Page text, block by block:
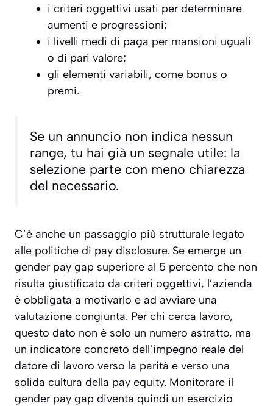
i criteri oggettivi usati per determinare
aumenti e progressioni;
i livelli medi di paga per mansioni uguali
o di pari valore;
gli elementi variabili, come bonus o
premi.
Se un annuncio non indica nessun
range, tu hai già un segnale utile: la
selezione parte con meno chiarezza
del necessario.
C’è anche un passaggio più strutturale legato
alle politiche di pay disclosure. Se emerge un
gender pay gap superiore al 5 percento che non
risulta giustificato da criteri oggettivi, l’azienda
è obbligata a motivarlo e ad avviare una
valutazione congiunta. Per chi cerca lavoro,
questo dato non è solo un numero astratto, ma
un indicatore concreto dell’impegno reale del
datore di lavoro verso la parità e verso una
solida cultura della pay equity. Monitorare il
gender pay gap diventa quindi un esercizio